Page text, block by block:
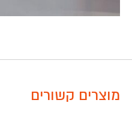
מוצרים קשורים